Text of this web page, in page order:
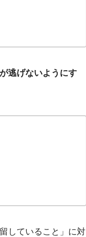
逃げないようにす
していること」に対